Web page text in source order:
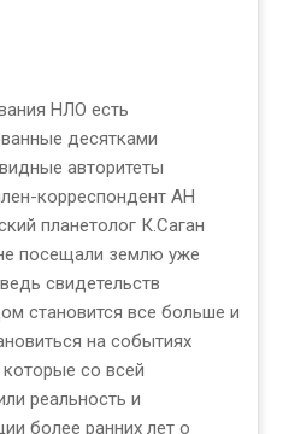
НЛО есть
десятками
авторитеты
корреспондент АН
планетолог К.Саган
посещали землю уже
свидетельств
становится все больше и
на событиях
которые со всей
реальность и
более ранних лет о